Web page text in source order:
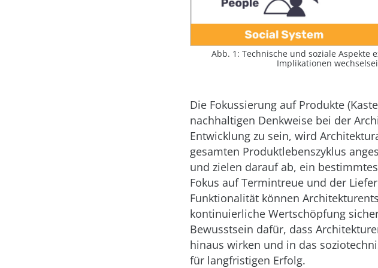
Abb. 1: Technische und soziale
Implikationen
Die Fokussierung auf Produkte
nachhaltigen Denkweise bei der
Entwicklung zu sein, wird
gesamten Produktlebenszyklus
und zielen darauf ab, ein
Fokus auf Termintreue und der
Funktionalität können
kontinuierliche Wertschöpfung
Bewusstsein dafür, dass
hinaus wirken und in das
für langfristigen Erfolg.